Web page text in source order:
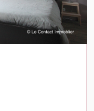
460€.
notre site :